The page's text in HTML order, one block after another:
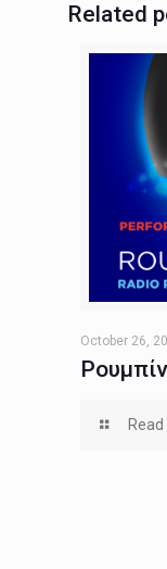
Related
October 26,